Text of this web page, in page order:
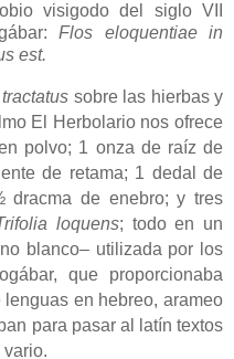
visigodo del siglo VII
Flos eloquentiae in
est.
tractatus sobre las hierbas y
El Herbolario nos ofrece
polvo; 1 onza de raíz de
de retama; 1 dedal de
dracma de enebro; y tres
loquens; todo en un
blanco– utilizada por los
que proporcionaba
en hebreo, arameo
para pasar al latín textos